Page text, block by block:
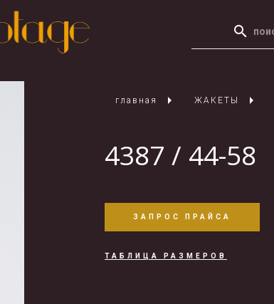
главная ЖАКЕТЫ
4387 / 44-58
ЗАПРОС ПРАЙСА
ТАБЛИЦА РАЗМЕРОВ